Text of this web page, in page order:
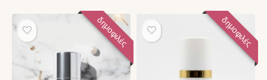
δημοφιλές δημοφιλές